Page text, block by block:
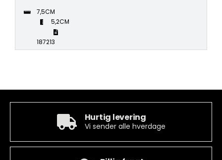
7,5CM
5,2CM
187213
Hurtig levering
Vi sender alle hverdage